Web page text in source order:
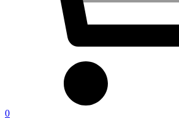
0